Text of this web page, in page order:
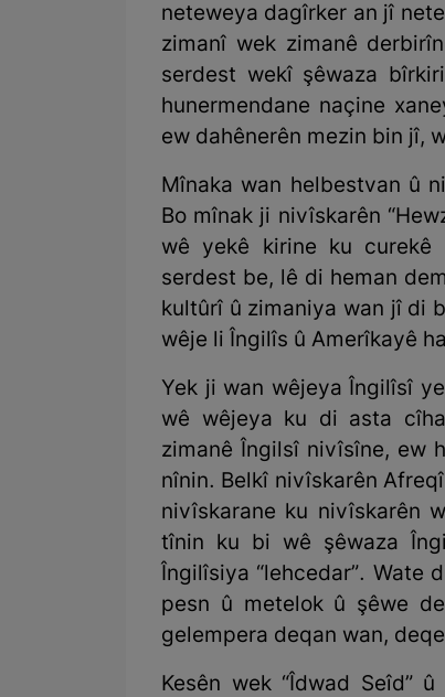
neteweya dagîrker an jî
zimanî wek zimanê
serdest wekî şêwaza
hunermendane naçine
ew dahênerên mezin bin jî,
Mînaka wan helbestvan û
Bo mînak ji nivîskarên
wê yekê kirine ku
serdest be, lê di heman
kultûrî û zimaniya wan jî di
wêje li Îngilîs û Amerîkayê
Yek ji wan wêjeya Îngilîsî
wê wêjeya ku di asta
zimanê Îngilsî nivîsîne, ew
nînin. Belkî nivîskarên
nivîskarane ku nivîskarên
tînin ku bi wê şêwaza
Îngilîsiya “lehcedar”. Wate
pesn û metelok û şêwe
gelempera deqan wan,
Kesên wek “Îdwad Seîd”